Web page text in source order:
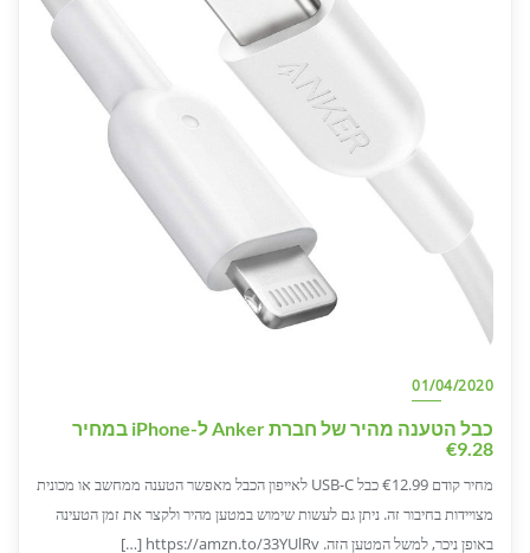
01/04/2020
כבל הטענה מהיר של חברת Anker ל-iPhone במחיר
€9.28
מחיר קודם €12.99 כבל USB-C לאייפון הכבל מאפשר הטענה ממחשב או מכונית
מצויידות בחיבור זה. ניתן גם לעשות שימוש במטען מהיר ולקצר את זמן הטעינה
באופן ניכר, למשל המטען הזה. https://amzn.to/33YUlRv […]